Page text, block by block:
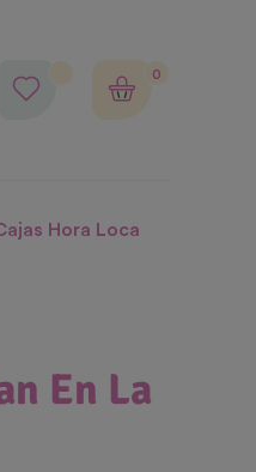
0
Hora Loca
En La